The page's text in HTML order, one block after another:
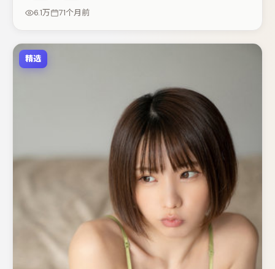
题层层揭开。节奏紧凑、反转有度，值得列入片单。
6.1万 71个月前
精选